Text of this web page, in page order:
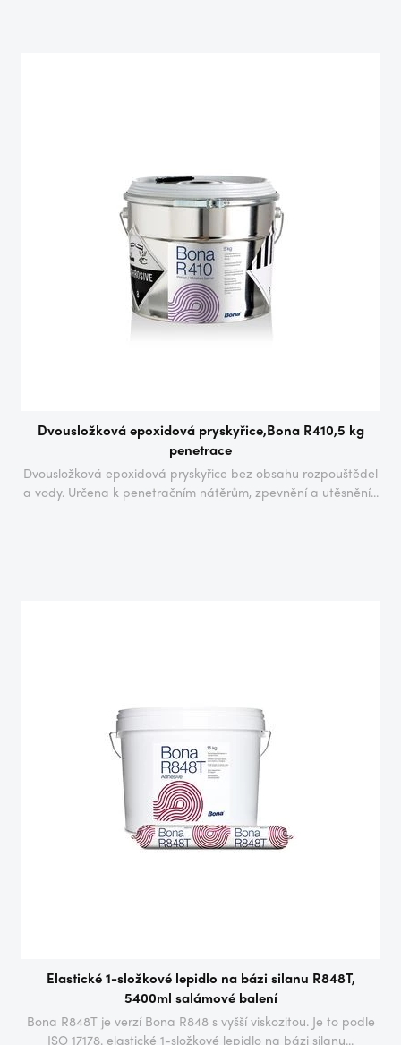
Dvousložková epoxidová pryskyřice,Bona R410,5 kg
penetrace
Dvousložková epoxidová pryskyřice bez obsahu rozpouštědel
a vody. Určena k penetračním nátěrům, zpevnění a utěsnění...
Elastické 1-složkové lepidlo na bázi silanu R848T,
5400ml salámové balení
Bona R848T je verzí Bona R848 s vyšší viskozitou. Je to podle
ISO 17178. elastické 1-složkové lepidlo na bázi silanu...